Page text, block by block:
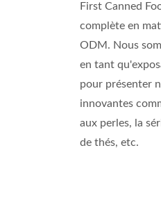
First Canned
complète en
ODM. Nous
en tant
pour présenter
innovantes
aux perles, la
de thés, etc.